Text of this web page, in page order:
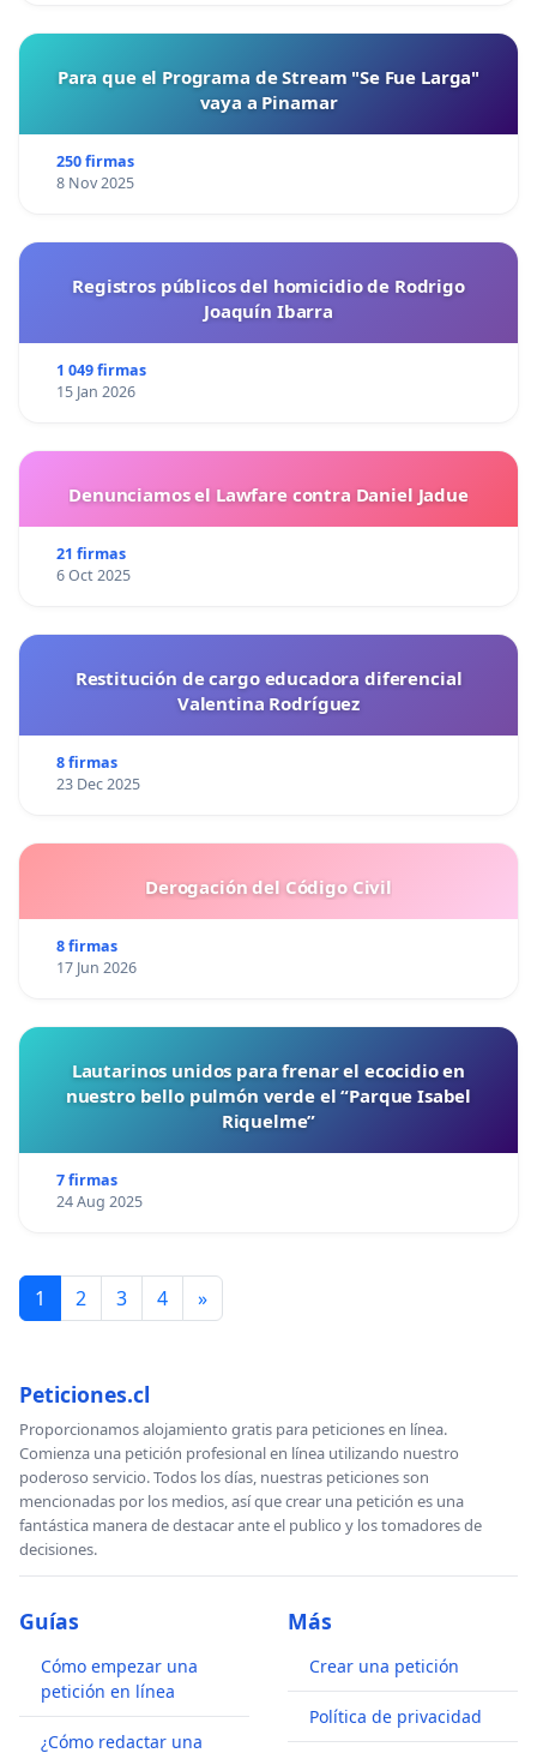
Para que el Programa de Stream "Se Fue Larga"
vaya a Pinamar
250 firmas
8 Nov 2025
Registros públicos del homicidio de Rodrigo
Joaquín Ibarra
1 049 firmas
15 Jan 2026
Denunciamos el Lawfare contra Daniel Jadue
21 firmas
6 Oct 2025
Restitución de cargo educadora diferencial
Valentina Rodríguez
8 firmas
23 Dec 2025
Derogación del Código Civil
8 firmas
17 Jun 2026
Lautarinos unidos para frenar el ecocidio en
nuestro bello pulmón verde el “Parque Isabel
Riquelme”
7 firmas
24 Aug 2025
1 2 3 4 »
Peticiones.cl
Proporcionamos alojamiento gratis para peticiones en línea.
Comienza una petición profesional en línea utilizando nuestro
poderoso servicio. Todos los días, nuestras peticiones son
mencionadas por los medios, así que crear una petición es una
fantástica manera de destacar ante el publico y los tomadores de
decisiones.
Guías
Cómo empezar una
petición en línea
¿Cómo redactar una
Más
Crear una petición
Política de privacidad